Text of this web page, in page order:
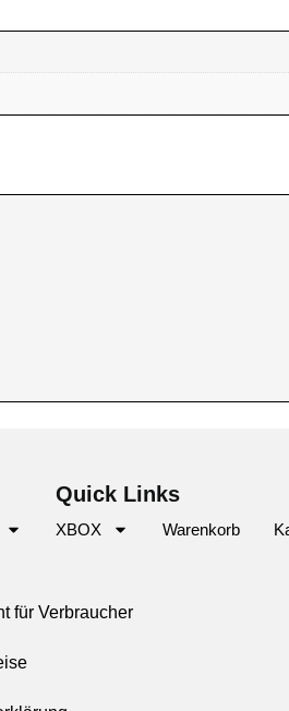
Quick Links
XBOX Warenkorb
für Verbraucher